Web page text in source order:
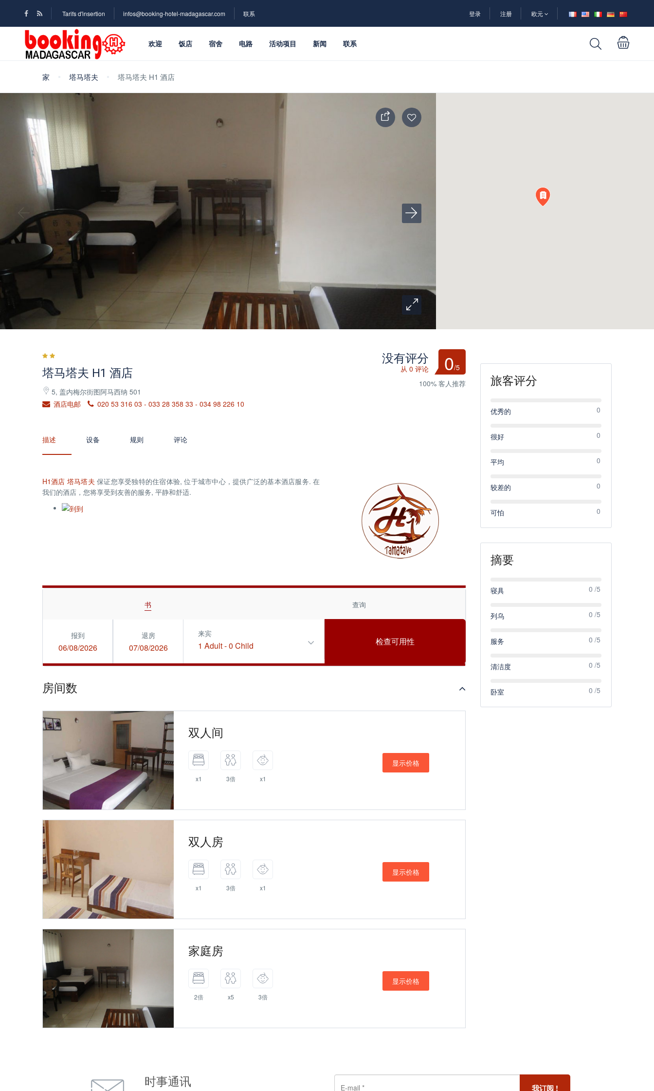
Tarifs d'insertion infos@booking-hotel-madagascar.com 联系 登录 注册 欧元
欢迎 饭店 宿舍 电路 活动项目 新闻 联系
家 塔马塔夫 塔马塔夫 H1 酒店
塔马塔夫 H1 酒店
5, 盖内梅尔街图阿马西纳 501
酒店电邮
020 53 316 03 - 033 28 358 33 - 034 98 226 10
没有评分
从 0 评论 0/5
100% 客人推荐
描述 设备 规则 评论
H1酒店 塔马塔夫 保证您享受独特的住宿体验, 位于城市中心，提供广泛的基本酒店服务. 在
我们的酒店，您将享受到友善的服务, 平静和舒适.
书 查询
报到
06/08/2026
退房
07/08/2026
来宾
1 Adult-0 Child
房间数
双人间
x1 3倍 x1
显示价格
双人房
x1 3倍 x1
显示价格
家庭房
2倍 x5 3倍
显示价格
旅客评分
优秀的 0
很好 0
平均 0
较差的 0
可怕 0
摘要
寝具 0 /5
列乌 0 /5
服务 0 /5
清洁度 0 /5
卧室 0 /5
时事通讯